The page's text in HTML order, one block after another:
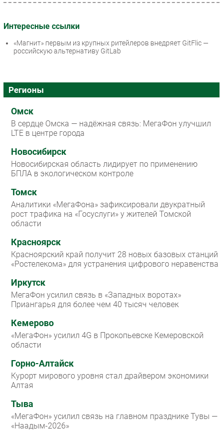
Интересные ссылки
«Магнит» первым из крупных ритейлеров внедряет GitFlic —
российскую альтернативу GitLab
Регионы
Омск
В сердце Омска — надёжная связь: МегаФон улучшил
LTE в центре города
Новосибирск
Новосибирская область лидирует по применению
БПЛА в экологическом контроле
Томск
Аналитики «МегаФона» зафиксировали двукратный
рост трафика на «Госуслуги» у жителей Томской
области
Красноярск
Красноярский край получит 28 новых базовых станций
«Ростелекома» для устранения цифрового неравенства
Иркутск
МегаФон усилил связь в «Западных воротах»
Приангарья для более чем 40 тысяч человек
Кемерово
«МегаФон» усилил 4G в Прокопьевске Кемеровской
области
Горно-Алтайск
Курорт мирового уровня стал драйвером экономики
Алтая
Тыва
«МегаФон» усилил связь на главном празднике Тувы —
«Наадым-2026»